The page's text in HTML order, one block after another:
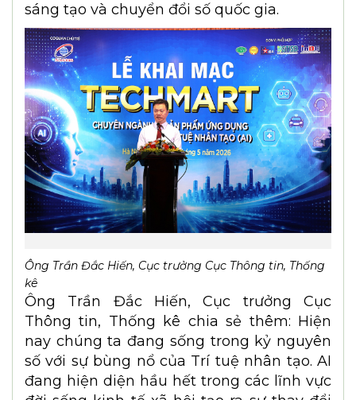
sáng tạo và chuyển đổi số quốc gia.
Ông Trần Đắc Hiến, Cục trưởng Cục Thông tin, Thống
kê
Ông Trần Đắc Hiến, Cục trưởng Cục
Thông tin, Thống kê chia sẻ thêm: Hiện
nay chúng ta đang sống trong kỷ nguyên
số với sự bùng nổ của Trí tuệ nhân tạo. AI
đang hiện diện hầu hết trong các lĩnh vực